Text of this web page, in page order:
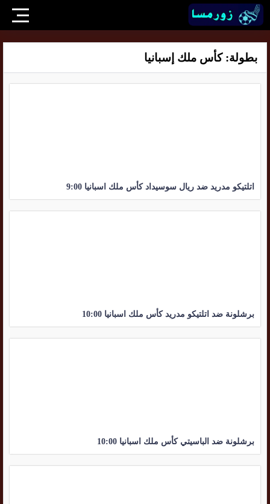
بطولة:كأس ملك إسبانيا
اتلتيكو مدريد ضد ريال سوسيداد كأس ملك اسبانيا 9:00
برشلونة ضد اتلتيكو مدريد كأس ملك اسبانيا 10:00
برشلونة ضد الباسيتي كأس ملك اسبانيا 10:00